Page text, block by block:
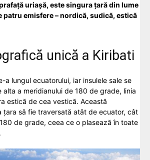
uriașă, este singura țară din lume
patru emisfere – nordică, sudică, estică
unică a Kiribati
a lungul ecuatorului, iar insulele sale se
a meridianului de 180 de grade, linia
estică de cea vestică. Această
țara să fie traversată atât de ecuator, cât
de grade, ceea ce o plasează în toate